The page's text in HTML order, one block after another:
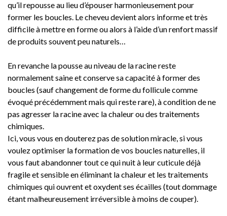
qu’il repousse au lieu d’épouser harmonieusement pour
former les boucles. Le cheveu devient alors informe et très
difficile à mettre en forme ou alors à l’aide d’un renfort massif
de produits souvent peu naturels…
En revanche la pousse au niveau de la racine reste
normalement saine et conserve sa capacité à former des
boucles (sauf changement de forme du follicule comme
évoqué précédemment mais qui reste rare), à condition de ne
pas agresser la racine avec la chaleur ou des traitements
chimiques.
Ici, vous vous en douterez pas de solution miracle, si vous
voulez optimiser la formation de vos boucles naturelles, il
vous faut abandonner tout ce qui nuit à leur cuticule déjà
fragile et sensible en éliminant la chaleur et les traitements
chimiques qui ouvrent et oxydent ses écailles (tout dommage
étant malheureusement irréversible à moins de couper).